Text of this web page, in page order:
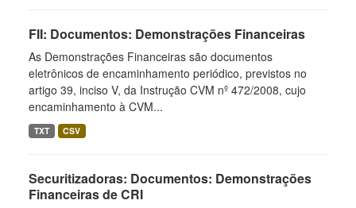
FII: Documentos: Demonstrações Financeiras
As Demonstrações Financeiras são documentos
eletrônicos de encaminhamento periódico, previstos no
artigo 39, inciso V, da Instrução CVM nº 472/2008, cujo
encaminhamento à CVM...
TXT CSV
Securitizadoras: Documentos: Demonstrações
Financeiras de CRI